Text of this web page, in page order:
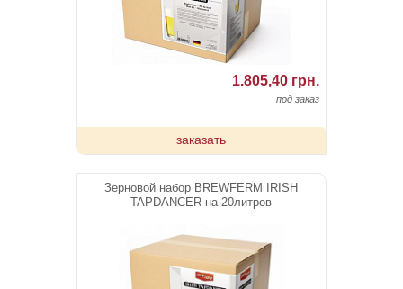
1.805,40 грн.
под заказ
заказать
Зерновой набор BREWFERM IRISH
TAPDANCER на 20литров